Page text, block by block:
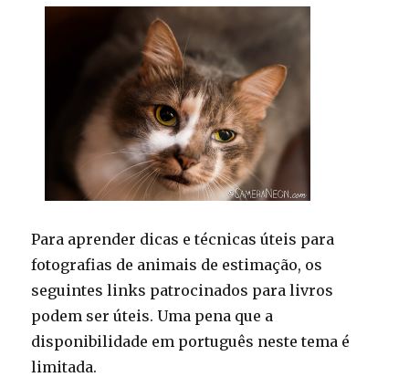
Para aprender dicas e técnicas úteis para
fotografias de animais de estimação, os
seguintes links patrocinados para livros
podem ser úteis. Uma pena que a
disponibilidade em português neste tema é
limitada.